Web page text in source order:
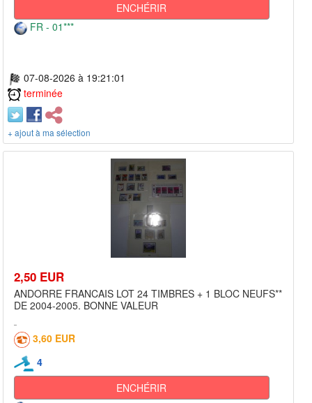
ENCHÉRIR
FR - 01***
07-08-2026 à 19:21:01
terminée
+ ajout à ma sélection
2,50 EUR
ANDORRE FRANCAIS LOT 24 TIMBRES + 1 BLOC NEUFS**
DE 2004-2005. BONNE VALEUR
3,60 EUR
4
ENCHÉRIR